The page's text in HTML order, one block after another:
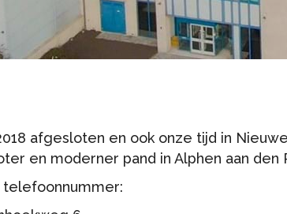
Milieutechniek
Betonbouw
Biggelaar
afgesloten en ook onze tijd in
en moderner pand in Alphen aan den
telefoonnummer: